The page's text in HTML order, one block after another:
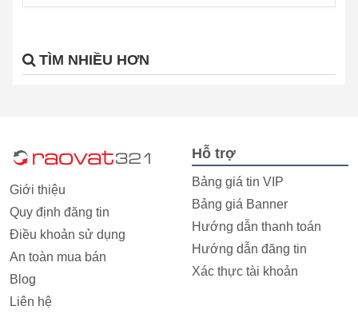
TÌM NHIỀU HƠN
Giới thiệu
Quy định đăng tin
Điều khoản sử dụng
An toàn mua bán
Blog
Liên hệ
Hỗ trợ
Bảng giá tin VIP
Bảng giá Banner
Hướng dẫn thanh toán
Hướng dẫn đăng tin
Xác thực tài khoản